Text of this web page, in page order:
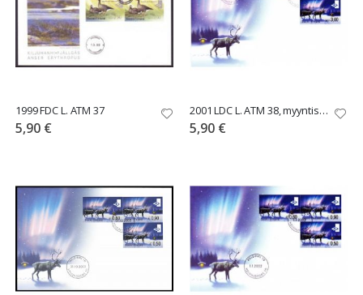
1999 FDC L. ATM 37
5,90 €
2001 LDC L. ATM 38, myyntisarja 3,00-3,60-5,40
5,90 €